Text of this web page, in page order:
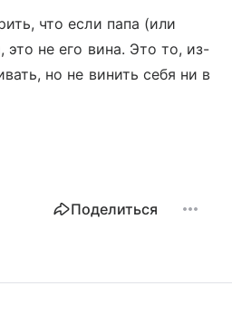
что если папа (или
не его вина. Это то, из-
но не винить себя ни в
Поделиться